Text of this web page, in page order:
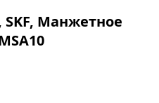
SKF, Манжетное